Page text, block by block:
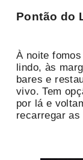
Pontão do
À noite fomos
lindo, às
bares e
vivo. Tem
por lá e
recarregar